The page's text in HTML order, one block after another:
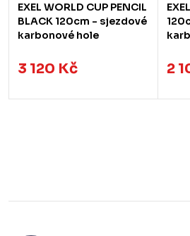
EXEL WORLD CUP PENCIL
BLACK 120cm - sjezdové
karbonové hole
3 120 Kč 2